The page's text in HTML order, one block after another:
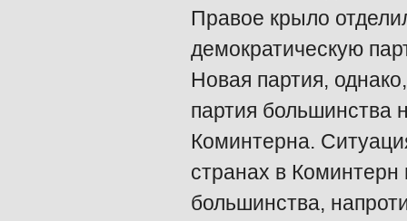
Правое крыло
демократическую
Новая партия,
партия большинства
Коминтерна.
странах в
большинства,